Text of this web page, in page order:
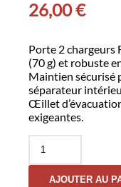
26,00€
Porte 2 chargeurs
(70 g) et robuste
Maintien sécurisé
séparateur
Œillet
exigeantes.
quantité
Porte
AJOUTER AU